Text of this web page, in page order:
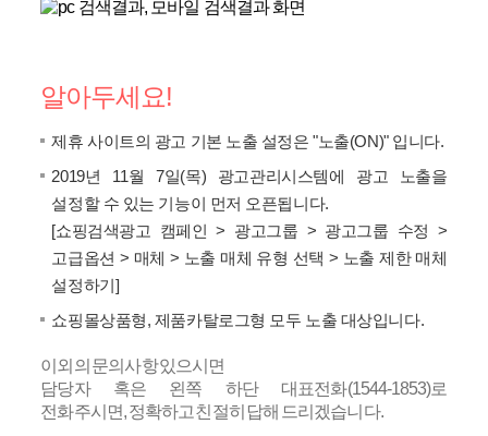
알아두세요!
제휴 사이트의 광고 기본 노출 설정은 "노출(ON)" 입니다.
2019년 11월 7일(목) 광고관리시스템에 광고 노출을
설정할 수 있는 기능이 먼저 오픈됩니다.
[쇼핑검색광고 캠페인 > 광고그룹 > 광고그룹 수정 >
고급옵션 > 매체 > 노출 매체 유형 선택 > 노출 제한 매체
설정하기]
쇼핑몰상품형, 제품카탈로그형 모두 노출 대상입니다.
이외의 문의사항 있으시면
담당자 혹은 왼쪽 하단 대표전화(1544-1853)로
전화주시면, 정확하고 친절히 답해 드리겠습니다.